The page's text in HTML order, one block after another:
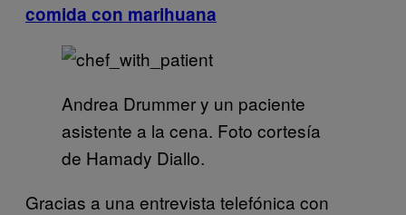
comida con marihuana
Andrea Drummer y un paciente
asistente a la cena. Foto cortesía
de Hamady Diallo.
Gracias a una entrevista telefónica con